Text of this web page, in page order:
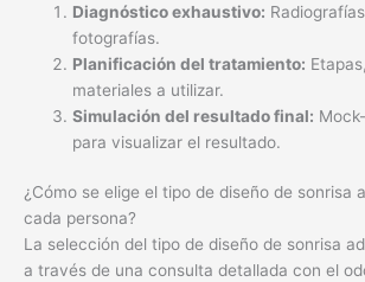
Diagnóstico exhaustivo:
fotografías.
Planificación del tratamiento:
materiales a utilizar.
Simulación del resultado final:
para visualizar el resultado.
¿Cómo se elige el tipo de diseño de sonrisa
cada persona?
La selección del tipo de diseño de sonrisa
a través de una consulta detallada con el